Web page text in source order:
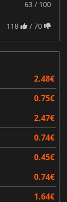
63 / 100
118 / 70
2.48€
0.75€
2.47€
0.74€
0.45€
0.74€
1.64€